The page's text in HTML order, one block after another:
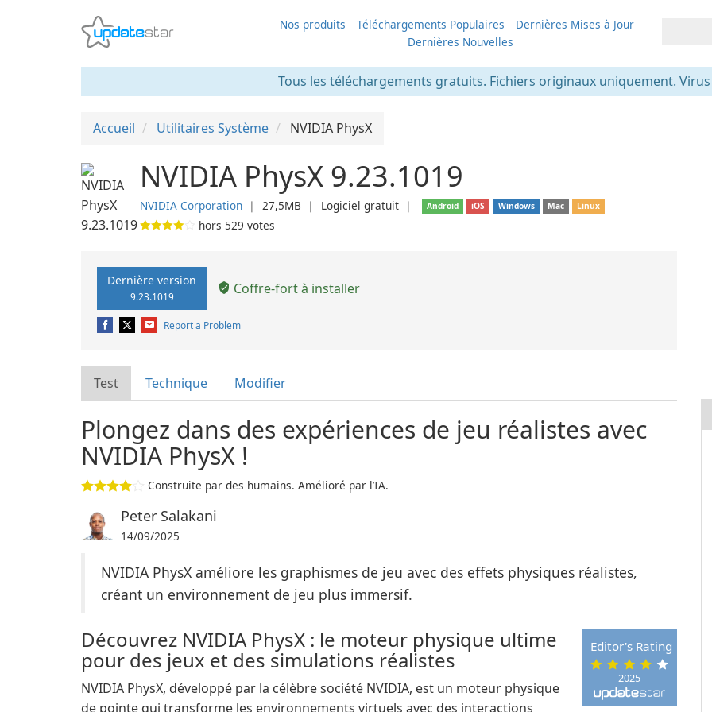
Nos produits Téléchargements Populaires
Dernières Mises à Jour
Dernières Nouvelles
Tous les téléchargements gratuits. Fichiers originaux uniquement.
Accueil Utilitaires Système NVIDIA PhysX
NVIDIA PhysX 9.23.1019
NVIDIA Corporation ❘ 27,5MB ❘ Logiciel gratuit ❘ Android iOS Windows Mac Linux
hors 529 votes
Dernière version
9.23.1019 Coffre-fort à installer
Report a Problem
Test Technique Modifier
Plongez dans des expériences de jeu réalistes avec
NVIDIA PhysX !
Construite par des humains. Amélioré par l’IA.
Peter Salakani
14/09/2025
NVIDIA PhysX améliore les graphismes de jeu avec des effets physiques réalistes,
créant un environnement de jeu plus immersif.
2025
Editor's Rating
Découvrez NVIDIA PhysX : le moteur physique ultime
pour des jeux et des simulations réalistes
NVIDIA PhysX, développé par la célèbre société NVIDIA, est un moteur physique
de pointe qui transforme les environnements virtuels avec des interactions